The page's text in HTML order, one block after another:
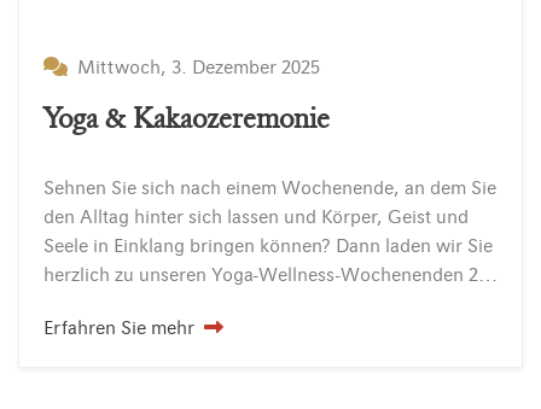
Mittwoch, 3. Dezember 2025
Yoga & Kakaozeremonie
Sehnen Sie sich nach einem Wochenende, an dem Sie
den Alltag hinter sich lassen und Körper, Geist und
Seele in Einklang bringen können? Dann laden wir Sie
herzlich zu unseren Yoga-Wellness-Wochenenden 2026 im INSELHOTEL Potsdam ein – eingebettet in die…
Erfahren Sie mehr